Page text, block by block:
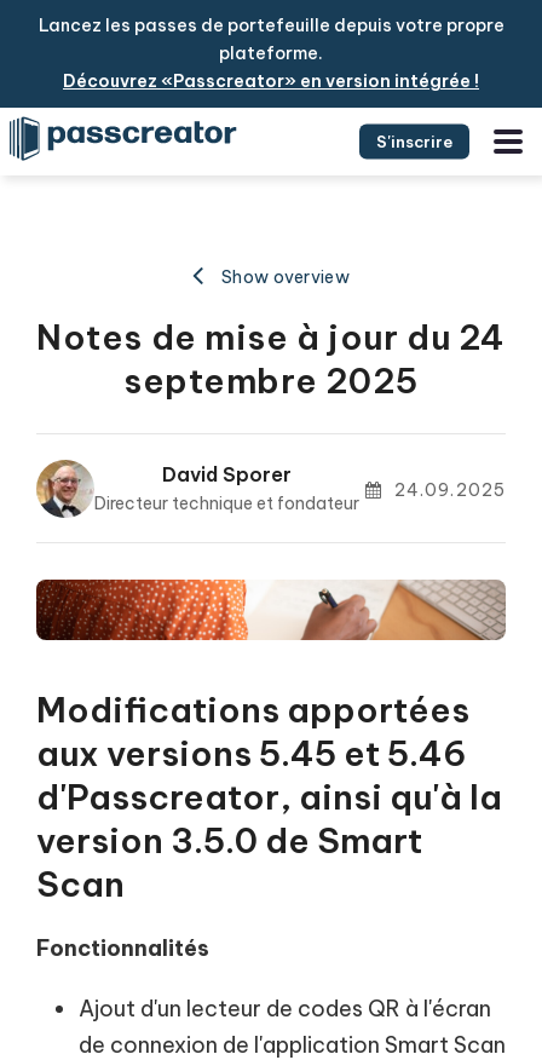
Lancez les passes de portefeuille depuis votre propre
plateforme.
Découvrez «Passcreator» en version intégrée !
S'inscrire
Show overview
Notes de mise à jour du 24
septembre 2025
David Sporer
Directeur technique et fondateur
24.09.2025
Modifications apportées
aux versions 5.45 et 5.46
d'Passcreator, ainsi qu'à la
version 3.5.0 de Smart
Scan
Fonctionnalités
Ajout d'un lecteur de codes QR à l'écran
de connexion de l'application Smart Scan